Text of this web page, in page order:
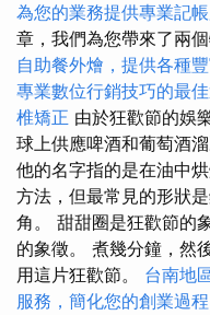
為您的業務提供專業記
章，我們為您帶來了兩
自助餐外燴，提供各種
專業數位行銷技巧的最
椎矯正 由於狂歡節的娛
球上供應啤酒和葡萄酒
他的名字指的是在油中
方法，但最常見的形狀
角。 甜甜圈是狂歡節的
的象徵。 煮幾分鐘，然
用這片狂歡節。 台南地
服務，簡化您的創業過程